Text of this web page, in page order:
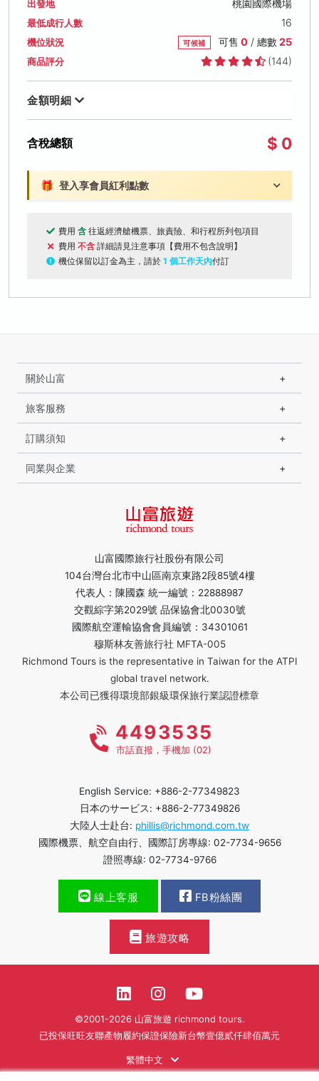
出發地 桃園國際機場
最低成行人數 16
機位狀況 可候補 可售 0/ 總數25
商品評分 (144)
金額明細
含稅總額 $ 0
🎁 登入享會員紅利點數
費用 含 往返經濟艙機票、旅責險、和行程所列包項目
費用 不含 詳細請見注意事項【費用不包含說明】
機位保留以訂金為主，請於 1 個工作天內付訂
山富國際旅行社股份有限公司
104台灣台北市中山區南京東路2段85號4樓
代表人：陳國森 統一編號：22888987
交觀綜字第2029號 品保協會北0030號
國際航空運輸協會會員編號：34301061
穆斯林友善旅行社 MFTA-005
Richmond Tours is the representative in Taiwan for the ATPI
global travel network.
本公司已獲得環境部銀級環保旅行業認證標章
關於山富
旅客服務
訂購須知
同業與企業
4493535
市話直撥，手機加 (02)
English Service: +886-2-77349823
日本のサービス: +886-2-77349826
大陸人士赴台: phillis@richmond.com.tw
國際機票、航空自由行、國際訂房專線: 02-7734-9656
證照專線: 02-7734-9766
線上客服 FB粉絲團
旅遊攻略
©2001-2026 山富旅遊 richmond tours.
已投保旺旺友聯產物履約保證保險新台幣壹億貳仟肆佰萬元
繁體中文